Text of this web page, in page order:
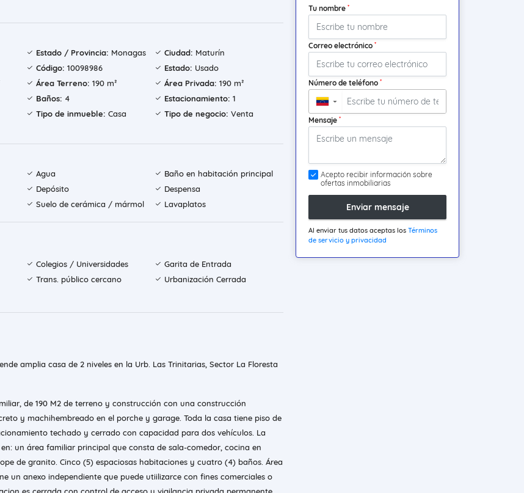
Estado / Provincia: Monagas Ciudad: Maturín
Código: 10098986 Estado: Usado
Área Terreno: 190 m² Área Privada: 190 m²
Baños: 4 Estacionamiento: 1
Tipo de inmueble: Casa Tipo de negocio: Venta
Agua
Baño en habitación principal
Depósito
Despensa
Suelo de cerámica / mármol Lavaplatos
Colegios / Universidades
Garita de Entrada
Trans. público cercano
Urbanización Cerrada
amplia casa de 2 niveles en la Urb. Las Trinitarias, Sector La Floresta
de 190 M2 de terreno y construcción con una construcción
y machihembreado en el porche y garage. Toda la casa tiene piso de
techado y cerrado con capacidad para dos vehículos. La
un área familiar principal que consta de sala-comedor, cocina en
de granito. Cinco (5) espaciosas habitaciones y cuatro (4) baños. Área
un anexo independiente que puede utiilizarce con fines comerciales o
Tu nombre *
Correo electrónico *
Número de teléfono *
▼
Mensaje *
Acepto recibir información sobre
ofertas inmobiliarias
Enviar mensaje
Al enviar tus datos aceptas los Términos
de servicio y privacidad